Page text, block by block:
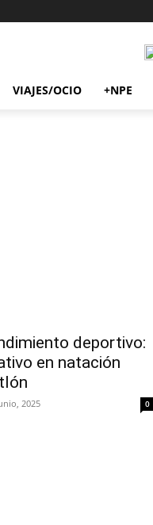
VIAJES/OCIO +NPE
deportivo:
en natación
2025 0